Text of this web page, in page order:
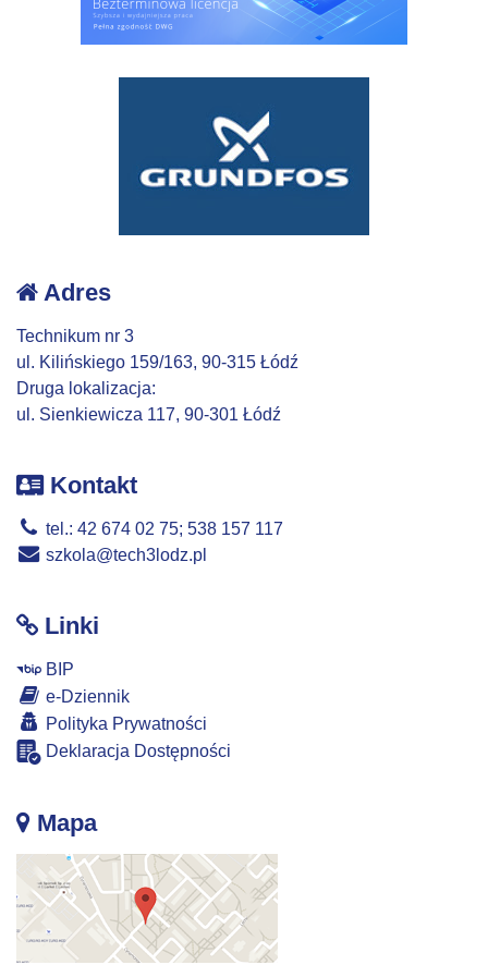
Adres
Technikum nr 3
ul. Kilińskiego 159/163, 90-315 Łódź
Druga lokalizacja:
ul. Sienkiewicza 117, 90-301 Łódź
Kontakt
tel.: 42 674 02 75; 538 157 117
szkola@tech3lodz.pl
Linki
BIP
e-Dziennik
Polityka Prywatności
Deklaracja Dostępności
Mapa